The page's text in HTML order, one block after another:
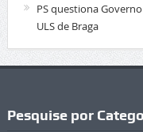
PS questiona
ULS de Braga
Pesquise por